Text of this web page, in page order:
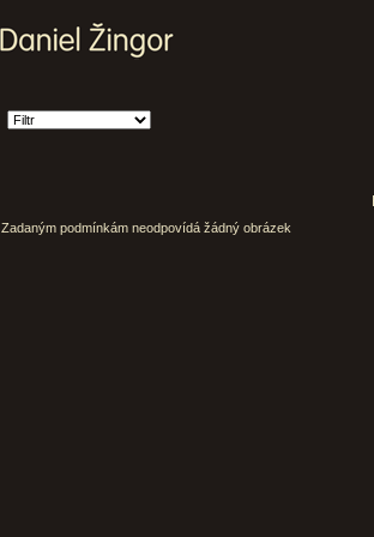
Zadaným podmínkám neodpovídá žádný obrázek